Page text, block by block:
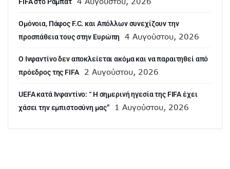
Ομόνοια, Πάφος F.C. και Απόλλων συνεχίζουν την
προσπάθεια τους στην Ευρώπη
4 Αυγούστου, 2026
Ο Ινφαντίνο δεν αποκλείεται ακόμα και να παραιτηθεί από
πρόεδρος της FIFA
2 Αυγούστου, 2026
UEFA κατά Ινφαντίνο: “ H σημερινή ηγεσία της FIFA έχει
χάσει την εμπιστοσύνη μας”
1 Αυγούστου, 2026